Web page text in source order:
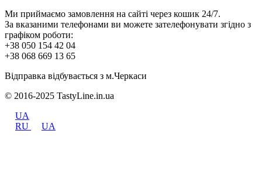
Ми приймаємо замовлення на сайті через кошик 24/7.
За вказаними телефонами ви можете зателефонувати згідно з
графіком роботи:
+38 050 154 42 04
+38 068 669 13 65
Відправка відбувається з м.Черкаси
© 2016-2025 TastyLine.in.ua
UA
RU
UA